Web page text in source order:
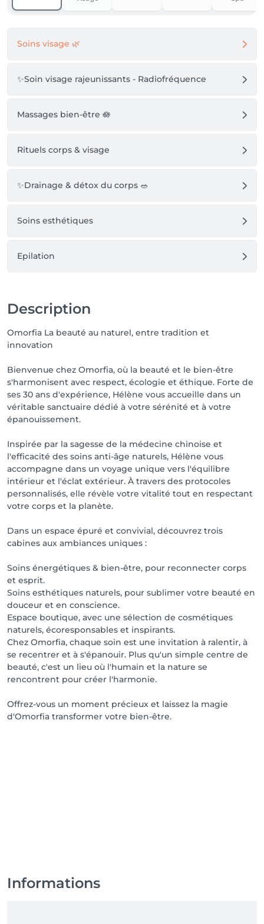
directement ici.
Au plaisir de vous accueillir,
Hélène
Soins visage 🌿
✨Soin visage rajeunissants - Radiofréquence
Massages bien-être 🪷
Rituels corps & visage
✨Drainage & détox du corps 🥗
Soins esthétiques
Epilation
Description
Omorfia La beauté au naturel, entre tradition et
innovation
Bienvenue chez Omorfia, où la beauté et le bien-être
s'harmonisent avec respect, écologie et éthique. Forte de
ses 30 ans d'expérience, Hélène vous accueille dans un
véritable sanctuaire dédié à votre sérénité et à votre
épanouissement.
Inspirée par la sagesse de la médecine chinoise et
l'efficacité des soins anti-âge naturels, Hélène vous
accompagne dans un voyage unique vers l'équilibre
intérieur et l'éclat extérieur. À travers des protocoles
personnalisés, elle révèle votre vitalité tout en respectant
votre corps et la planète.
Dans un espace épuré et convivial, découvrez trois
cabines aux ambiances uniques :
Soins énergétiques & bien-être, pour reconnecter corps
et esprit.
Soins esthétiques naturels, pour sublimer votre beauté en
douceur et en conscience.
Espace boutique, avec une sélection de cosmétiques
naturels, écoresponsables et inspirants.
Chez Omorfia, chaque soin est une invitation à ralentir, à
se recentrer et à s'épanouir. Plus qu'un simple centre de
beauté, c'est un lieu où l'humain et la nature se
rencontrent pour créer l'harmonie.
Offrez-vous un moment précieux et laissez la magie
d'Omorfia transformer votre bien-être.
Informations